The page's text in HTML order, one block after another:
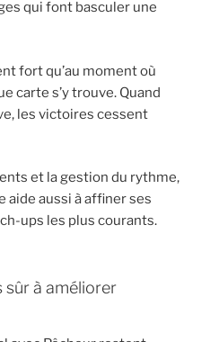
qui font basculer une
fort qu’au moment où
carte s’y trouve. Quand
les victoires cessent
et la gestion du rythme,
aide aussi à affiner ses
ups les plus courants.
sûr à améliorer